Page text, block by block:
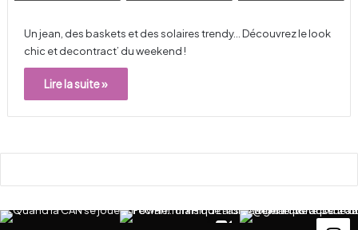
Un jean, des baskets et des solaires trendy… Découvrez le look
chic et decontract’ du weekend !
Lire la suite »